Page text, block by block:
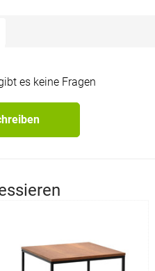
es keine Fragen